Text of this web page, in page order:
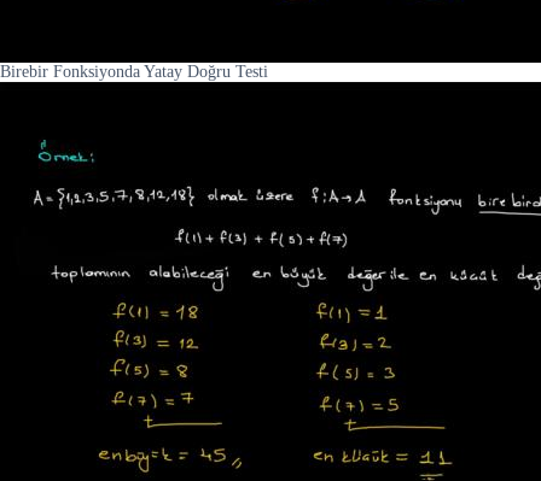
Birebir Fonksiyonda Yatay Doğru Testi